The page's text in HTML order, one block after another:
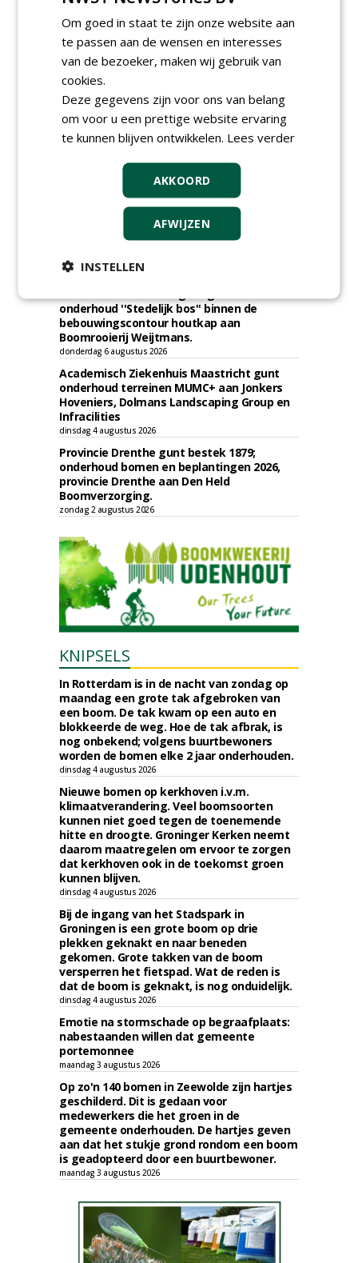
TENDERS
Gemeente Tilburg gunt raamovereenkomst
kap en herplant bomen aan J. van Esch.
vrijdag 7 augustus 2026
Gemeente Tilburg gunt ecologische
verbindingszone Zwaluwenbunders en
boslandschap Rugdijk aan Van Helvoirt
Groenprojecten
vrijdag 7 augustus 2026
onderhoud ''Stedelijk bos'' binnen de
bebouwingscontour houtkap aan
Boomrooierij Weijtmans.
donderdag 6 augustus 2026
Academisch Ziekenhuis Maastricht gunt
onderhoud terreinen MUMC+ aan Jonkers
Hoveniers, Dolmans Landscaping Group en
Infracilities
dinsdag 4 augustus 2026
Provincie Drenthe gunt bestek 1879;
onderhoud bomen en beplantingen 2026,
provincie Drenthe aan Den Held
Boomverzorging.
zondag 2 augustus 2026
KNIPSELS
In Rotterdam is in de nacht van zondag op
maandag een grote tak afgebroken van
een boom. De tak kwam op een auto en
blokkeerde de weg. Hoe de tak afbrak, is
nog onbekend; volgens buurtbewoners
worden de bomen elke 2 jaar onderhouden.
dinsdag 4 augustus 2026
Nieuwe bomen op kerkhoven i.v.m.
klimaatverandering. Veel boomsoorten
kunnen niet goed tegen de toenemende
hitte en droogte. Groninger Kerken neemt
daarom maatregelen om ervoor te zorgen
dat kerkhoven ook in de toekomst groen
kunnen blijven.
dinsdag 4 augustus 2026
Bij de ingang van het Stadspark in
Groningen is een grote boom op drie
plekken geknakt en naar beneden
gekomen. Grote takken van de boom
versperren het fietspad. Wat de reden is
dat de boom is geknakt, is nog onduidelijk.
dinsdag 4 augustus 2026
Emotie na stormschade op begraafplaats:
nabestaanden willen dat gemeente
portemonnee
maandag 3 augustus 2026
Op zo'n 140 bomen in Zeewolde zijn hartjes
geschilderd. Dit is gedaan voor
medewerkers die het groen in de
gemeente onderhouden. De hartjes geven
aan dat het stukje grond rondom een boom
is geadopteerd door een buurtbewoner.
maandag 3 augustus 2026
Om goed in staat te zijn onze website aan
te passen aan de wensen en interesses
van de bezoeker, maken wij gebruik van
cookies.
Deze gegevens zijn voor ons van belang
om voor u een prettige website ervaring
te kunnen blijven ontwikkelen. Lees verder
AKKOORD
AFWIJZEN
INSTELLEN